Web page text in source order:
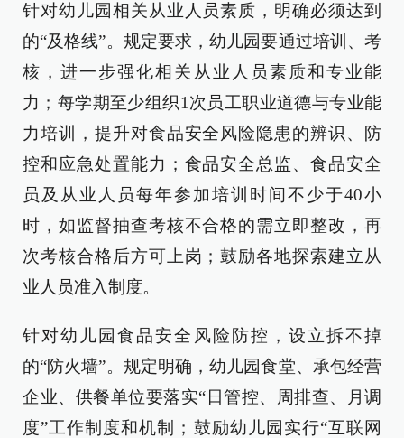
针对幼儿园相关从业人员素质，明确必须达到
的“及格线”。规定要求，幼儿园要通过培训、考
核，进一步强化相关从业人员素质和专业能
力；每学期至少组织1次员工职业道德与专业能
力培训，提升对食品安全风险隐患的辨识、防
控和应急处置能力；食品安全总监、食品安全
员及从业人员每年参加培训时间不少于40小
时，如监督抽查考核不合格的需立即整改，再
次考核合格后方可上岗；鼓励各地探索建立从
业人员准入制度。
针对幼儿园食品安全风险防控，设立拆不掉
的“防火墙”。规定明确，幼儿园食堂、承包经营
企业、供餐单位要落实“日管控、周排查、月调
度”工作制度和机制；鼓励幼儿园实行“互联网